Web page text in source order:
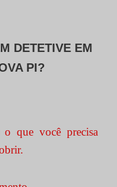
DETETIVE EM
PI?
que você precisa